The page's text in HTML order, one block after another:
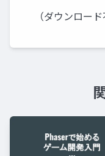
（ダウンロード